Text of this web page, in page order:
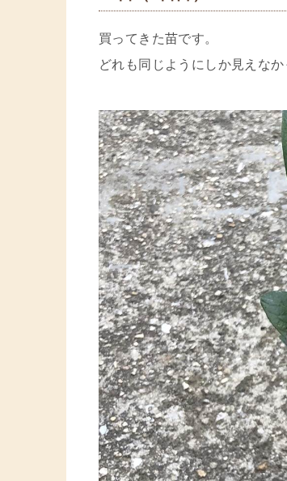
買ってきた苗です。
どれも同じようにしか見えな